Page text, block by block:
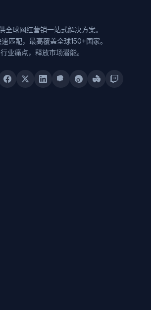
全球网红营销一站式解决方案。
匹配，最高覆盖全球150+国家。
业痛点，释放市场潜能。